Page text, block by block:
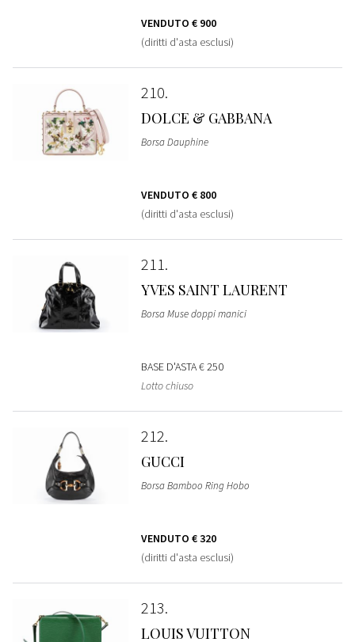
VENDUTO € 900
(diritti d'asta esclusi)
210
DOLCE & GABBANA
Borsa Dauphine
VENDUTO € 800
(diritti d'asta esclusi)
211
YVES SAINT LAURENT
Borsa Muse doppi manici
BASE D'ASTA€ 250
Lotto chiuso
212
GUCCI
Borsa Bamboo Ring Hobo
VENDUTO € 320
(diritti d'asta esclusi)
213
LOUIS VUITTON